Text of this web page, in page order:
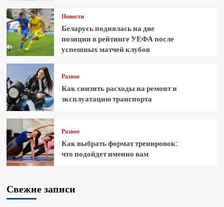
Новости
Беларусь поднялась на две
позиции в рейтинге УЕФА после
успешных матчей клубов
Разное
Как снизить расходы на ремонт и
эксплуатацию транспорта
Разное
Как выбрать формат тренировок:
что подойдет именно вам
Свежие записи